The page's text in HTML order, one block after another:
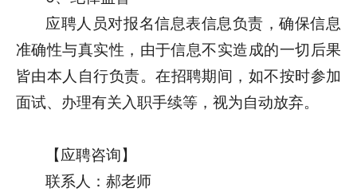
应聘人员对报名信息表信息负责，确保信息
准确性与真实性，由于信息不实造成的一切后果
皆由本人自行负责。在招聘期间，如不按时参加
面试、办理有关入职手续等，视为自动放弃。
【应聘咨询】
联系人：郝老师